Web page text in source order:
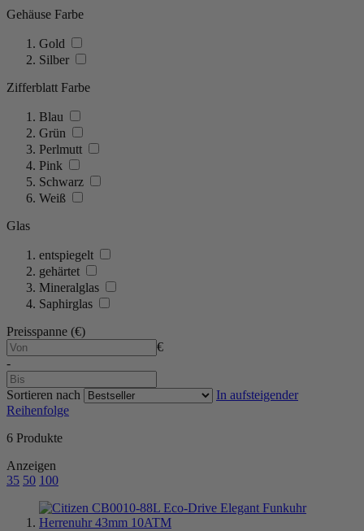
Gehäuse Farbe
Gold
Silber
Zifferblatt Farbe
Blau
Grün
Perlmutt
Pink
Schwarz
Weiß
Glas
entspiegelt
gehärtet
Mineralglas
Saphirglas
Preisspanne (€)
€
-
Sortieren nach
In aufsteigender
Reihenfolge
6 Produkte
Anzeigen
35 50 100